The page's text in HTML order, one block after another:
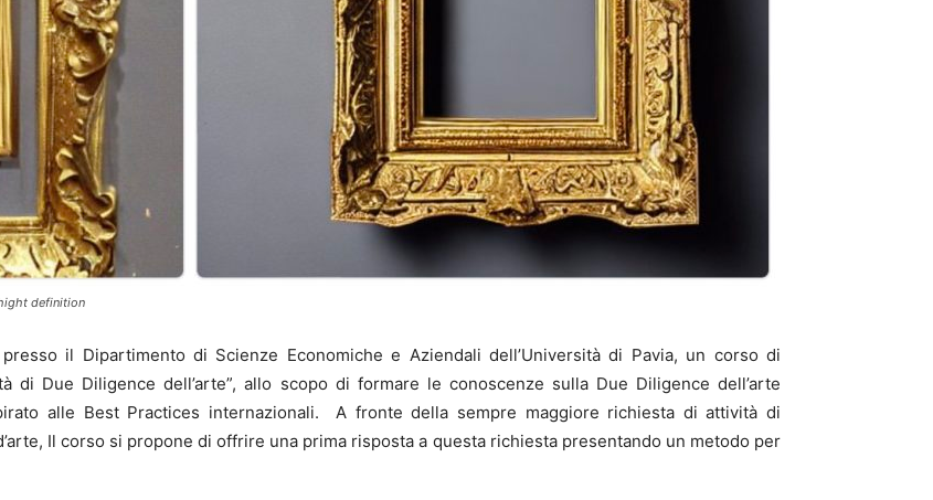
definition
il Dipartimento di Scienze Economiche e Aziendali dell’Università di Pavia, un corso di
di Due Diligence dell’arte”, allo scopo di formare le conoscenze sulla Due Diligence dell’arte
alle Best Practices internazionali.
A fronte della sempre maggiore richiesta di attività di
Il corso si propone di offrire una prima risposta a questa richiesta presentando un metodo per